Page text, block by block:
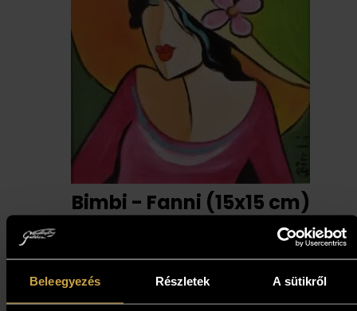
Beleegyezés Részletek A sütikről
Bimbi - Fanni (15x15 cm)
119 000Ft